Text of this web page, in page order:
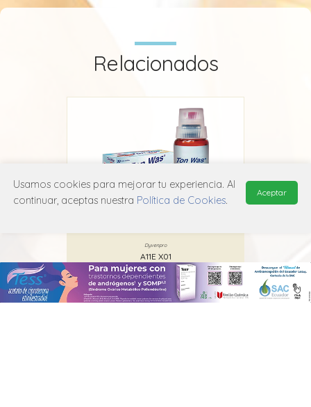
Relacionados
Dyvenpro
A11E X01
Usamos cookies para mejorar tu experiencia. Al
continuar, aceptas nuestra Política de Cookies.
Aceptar